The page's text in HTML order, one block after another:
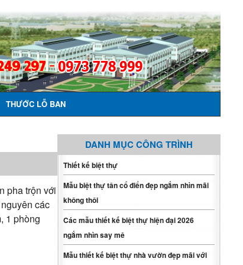
THƯỚC LỖ BAN
DANH MỤC CÔNG TRÌNH
Thiết kế biệt thự
Mẫu biệt thự tân cổ điển đẹp ngắm nhìn mãi
không thôi
Các mẫu thiết kế biệt thự hiện đại 2026
ngắm nhìn say mê
Mẫu thiết kế biệt thự nhà vườn đẹp mãi với
pha trộn với
các
1 phòng